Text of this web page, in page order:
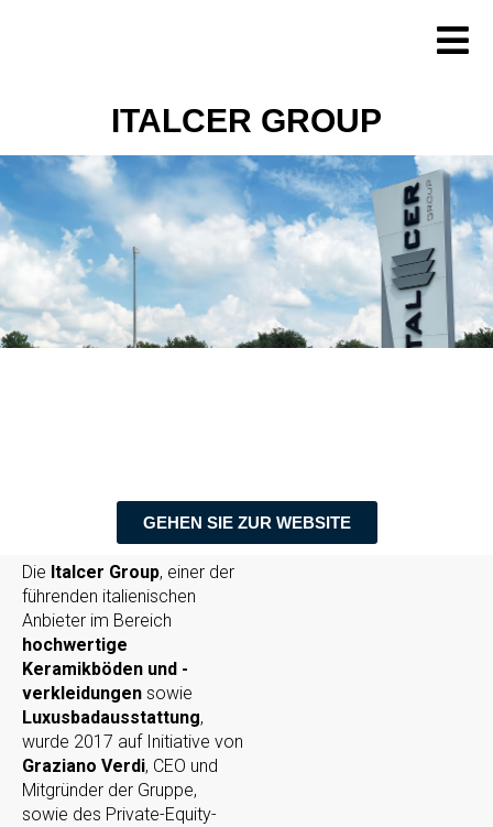
ITALCER GROUP
GEHEN SIE ZUR WEBSITE
Die Italcer Group, einer der
führenden italienischen
Anbieter im Bereich
hochwertige
Keramikböden und -
verkleidungen sowie
Luxusbadausstattung,
wurde 2017 auf Initiative von
Graziano Verdi, CEO und
Mitgründer der Gruppe,
sowie des Private-Equity-